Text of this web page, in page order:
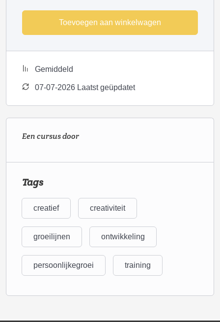
Toevoegen aan winkelwagen
Gemiddeld
07-07-2026 Laatst geüpdatet
Een cursus door
Tags
creatief creativiteit
groeilijnen ontwikkeling
persoonlijkegroei training